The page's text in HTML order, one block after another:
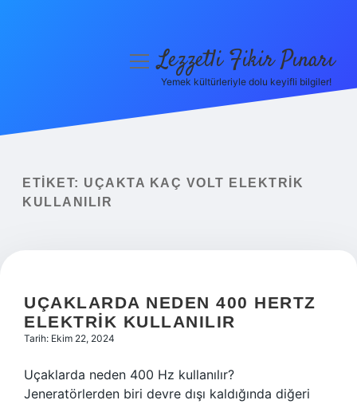
Yasal Uyarı
menüyüLezzetli Fikir Pınarı
Yemek kültürleriyle dolu keyifli bilgiler!
ETIKET: UÇAKTA KAÇ VOLT ELEKTRIK
KULLANILIR
UÇAKLARDA NEDEN 400 HERTZ
ELEKTRIK KULLANILIR
Tarih: Ekim 22, 2024
Uçaklarda neden 400 Hz kullanılır?
Jeneratörlerden biri devre dışı kaldığında diğeri